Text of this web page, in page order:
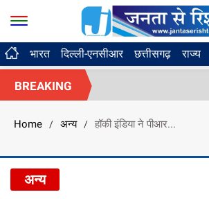
भारत दिल्ली-एनसीआर छत्तीसगढ़ राज्य
BREAKING
Home / अन्य / हॉकी इंडिया ने पीआर...
अन्य